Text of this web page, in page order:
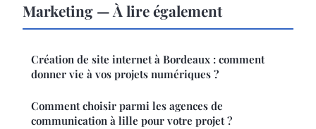
Marketing — À lire également
Création de site internet à Bordeaux : comment
donner vie à vos projets numériques ?
Comment choisir parmi les agences de
communication à lille pour votre projet ?